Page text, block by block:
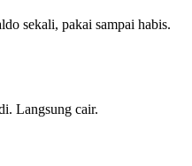
sekali, pakai sampai habis.
Langsung cair.